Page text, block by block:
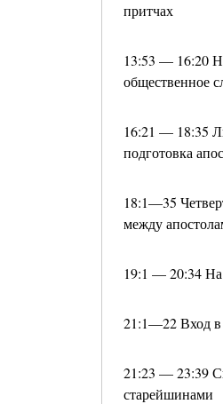
притчах
13:53 — 16:20
общественное
16:21 — 18:35
подготовка
18:1—35
между
19:1 — 20:34
21:1—22 Вход
21:23 — 23:39
старейшинами